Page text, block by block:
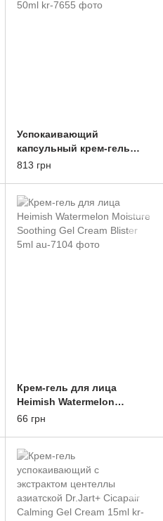
Успокаивающий
капсульный крем-гель
MEDI-PEEL Phyto CICA-Nol
813 грн
Крем-гель для лица
Heimish Watermelon
Moisture Soothing Gel
66 грн